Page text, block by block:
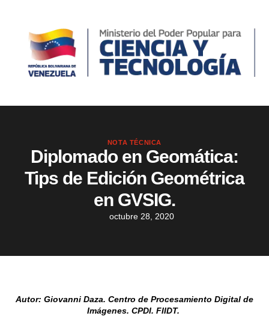
NOTA TÉCNICA
Diplomado en Geomática:
Tips de Edición Geométrica
en GVSIG.
octubre 28, 2020
Autor: Giovanni Daza. Centro de Procesamiento Digital de
Imágenes. CPDI. FIIDT.